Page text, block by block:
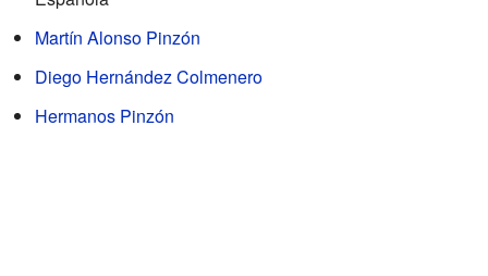
Martín Alonso Pinzón
Diego Hernández Colmenero
Hermanos Pinzón